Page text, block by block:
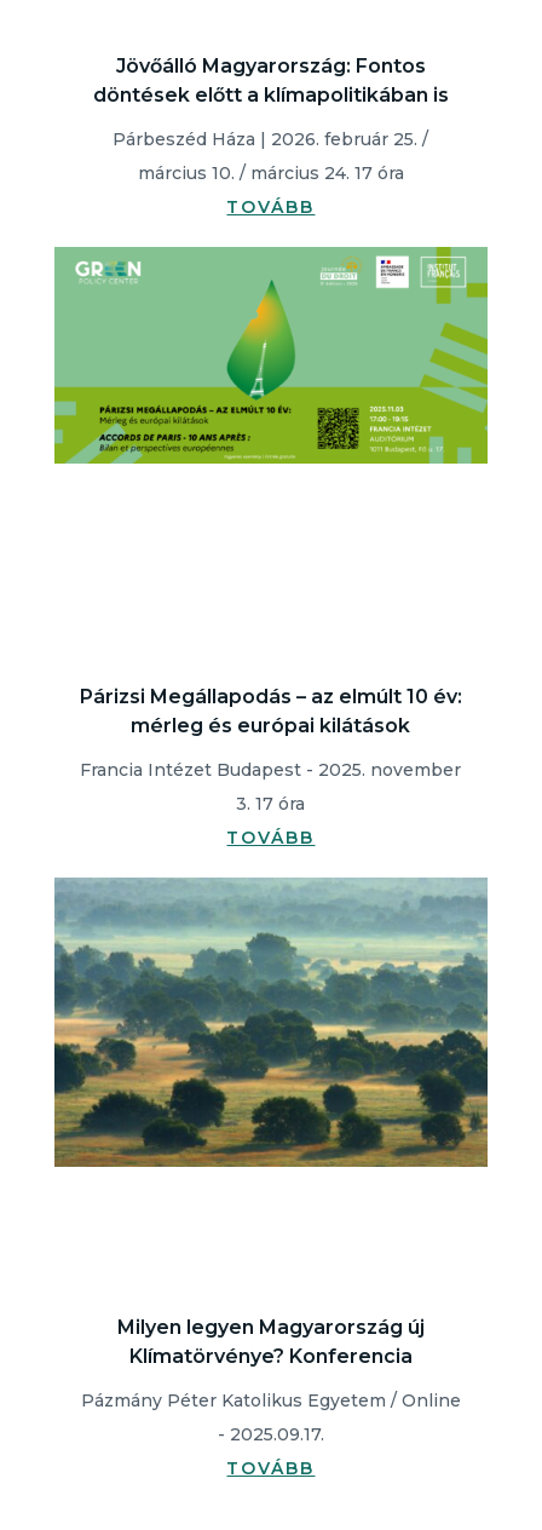
Jövőálló Magyarország: Fontos
döntések előtt a klímapolitikában is
Párbeszéd Háza | 2026. február 25. /
március 10. / március 24. 17 óra
TOVÁBB
Párizsi Megállapodás – az elmúlt 10 év:
mérleg és európai kilátások
Francia Intézet Budapest - 2025. november
3. 17 óra
TOVÁBB
Milyen legyen Magyarország új
Klímatörvénye? Konferencia
Pázmány Péter Katolikus Egyetem / Online
- 2025.09.17.
TOVÁBB